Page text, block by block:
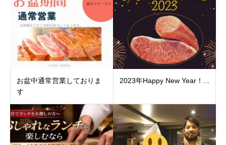
お盆中通常営業しておりま
す
2023年Happy New Year！...